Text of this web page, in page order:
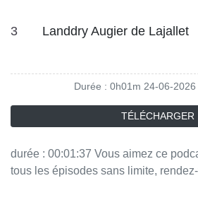
3 Landdry Augier de Lajallet
Durée : 0h01m 24-06-2026
TÉLÉCHARGER
durée : 00:01:37 Vous aimez ce podcast ? Pour écouter
tous les épisodes sans limite,